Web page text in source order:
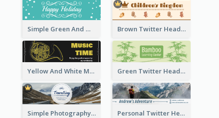
Simple Green And White Twitter Header With Theme Of Holiday Brown Twitter Header Created For Toy Store
Yellow And White Music Instrument Twitter Header About Orchestra Performance Green Twitter Header With Bamboo Decoration
Simple Photography Twitter Header Promoting Travelling Personal Twitter Header Of Hiker